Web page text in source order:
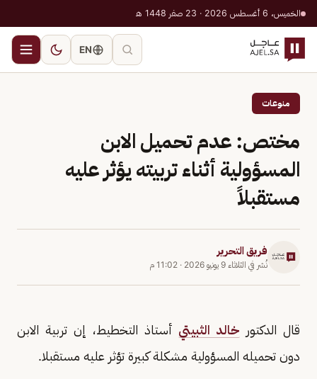
الخميس، 6 أغسطس 2026 · 23 صفر 1448 هـ
EN
منوعات
مختص: عدم تحميل الابن
المسؤولية أثناء تربيته يؤثر عليه
مستقبلاً
فريق التحرير
نُشر في الثلاثاء 9 يونيو 2026 · 11:02 م
قال الدكتور خالد الثبيتي أستاذ التخطيط، إن تربية الابن
دون تحميله المسؤولية مشكلة كبيرة تؤثر عليه مستقبلا.